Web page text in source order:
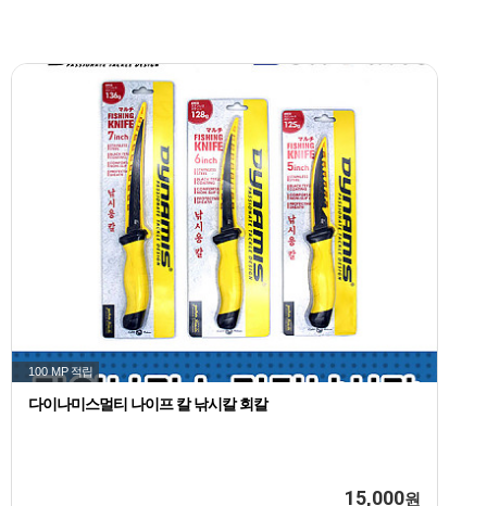
100 MP 적립
다이나미스멀티 나이프 칼 낚시칼 회칼
15,000원